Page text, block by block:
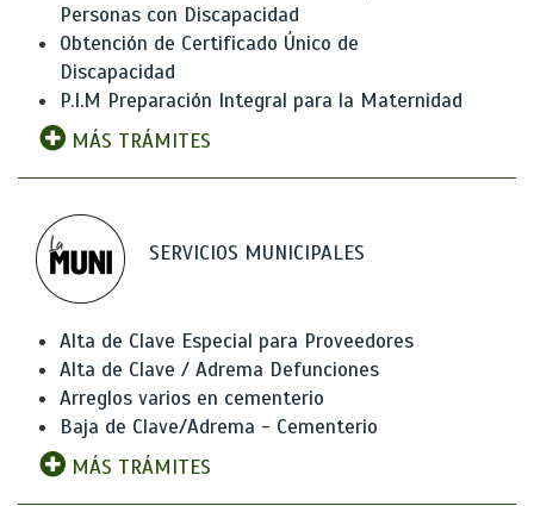
Personas con Discapacidad
Obtención de Certificado Único de
Discapacidad
P.I.M Preparación Integral para la Maternidad
MÁS TRÁMITES
SERVICIOS MUNICIPALES
Alta de Clave Especial para Proveedores
Alta de Clave / Adrema Defunciones
Arreglos varios en cementerio
Baja de Clave/Adrema - Cementerio
MÁS TRÁMITES